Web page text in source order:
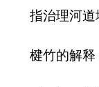
指治理河道
楗竹的解释